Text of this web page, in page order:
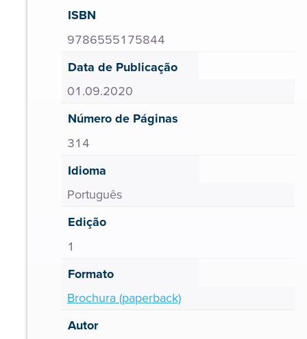
ISBN
9786555175844
Data de Publicação
01.09.2020
Número de Páginas
314
Idioma
Português
Edição
1
Formato
Brochura (paperback)
Autor